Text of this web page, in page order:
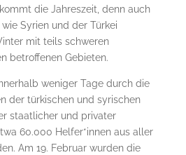
die Jahreszeit, denn auch
Syrien und der Türkei
mit teils schweren
betroffenen Gebieten.
weniger Tage durch die
der türkischen und syrischen
staatlicher und privater
60.000 Helfer*innen aus aller
Am 19. Februar wurden die